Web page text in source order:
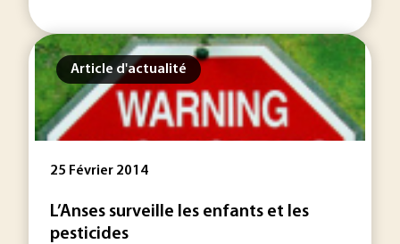
Article d'actualité
25 Février 2014
L’Anses surveille les enfants et les
pesticides